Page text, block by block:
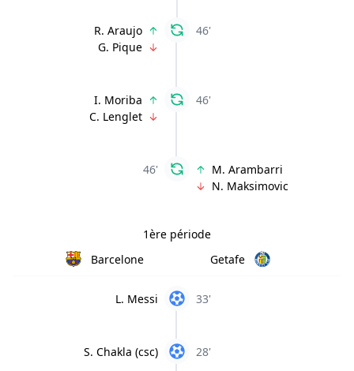
46'
R. Araujo
G. Pique
46'
I. Moriba
C. Lenglet
46'
M. Arambarri
N. Maksimovic
1ère période
Barcelone
Getafe
33'
L. Messi
28'
S. Chakla (csc)